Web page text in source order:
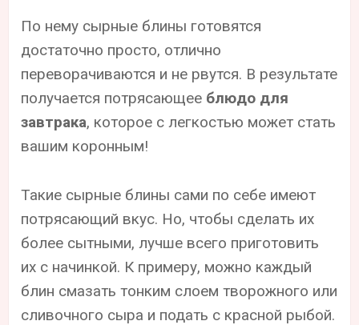
По нему сырные блины готовятся
достаточно просто, отлично
переворачиваются и не рвутся. В результате
получается потрясающее блюдо для
завтрака, которое с легкостью может стать
вашим коронным!
Такие сырные блины сами по себе имеют
потрясающий вкус. Но, чтобы сделать их
более сытными, лучше всего приготовить
их с начинкой. К примеру, можно каждый
блин смазать тонким слоем творожного или
сливочного сыра и подать с красной рыбой.